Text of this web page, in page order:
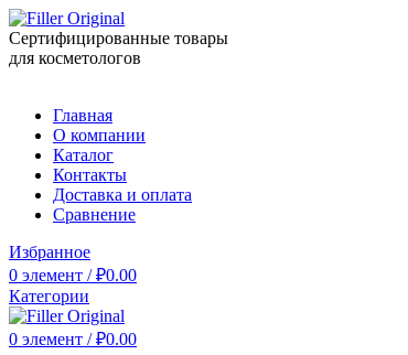
Сертифицированные товары
для косметологов
Главная
О компании
Каталог
Контакты
Доставка и оплата
Сравнение
Избранное
0 элемент / ₽0.00
Категории
0 элемент / ₽0.00